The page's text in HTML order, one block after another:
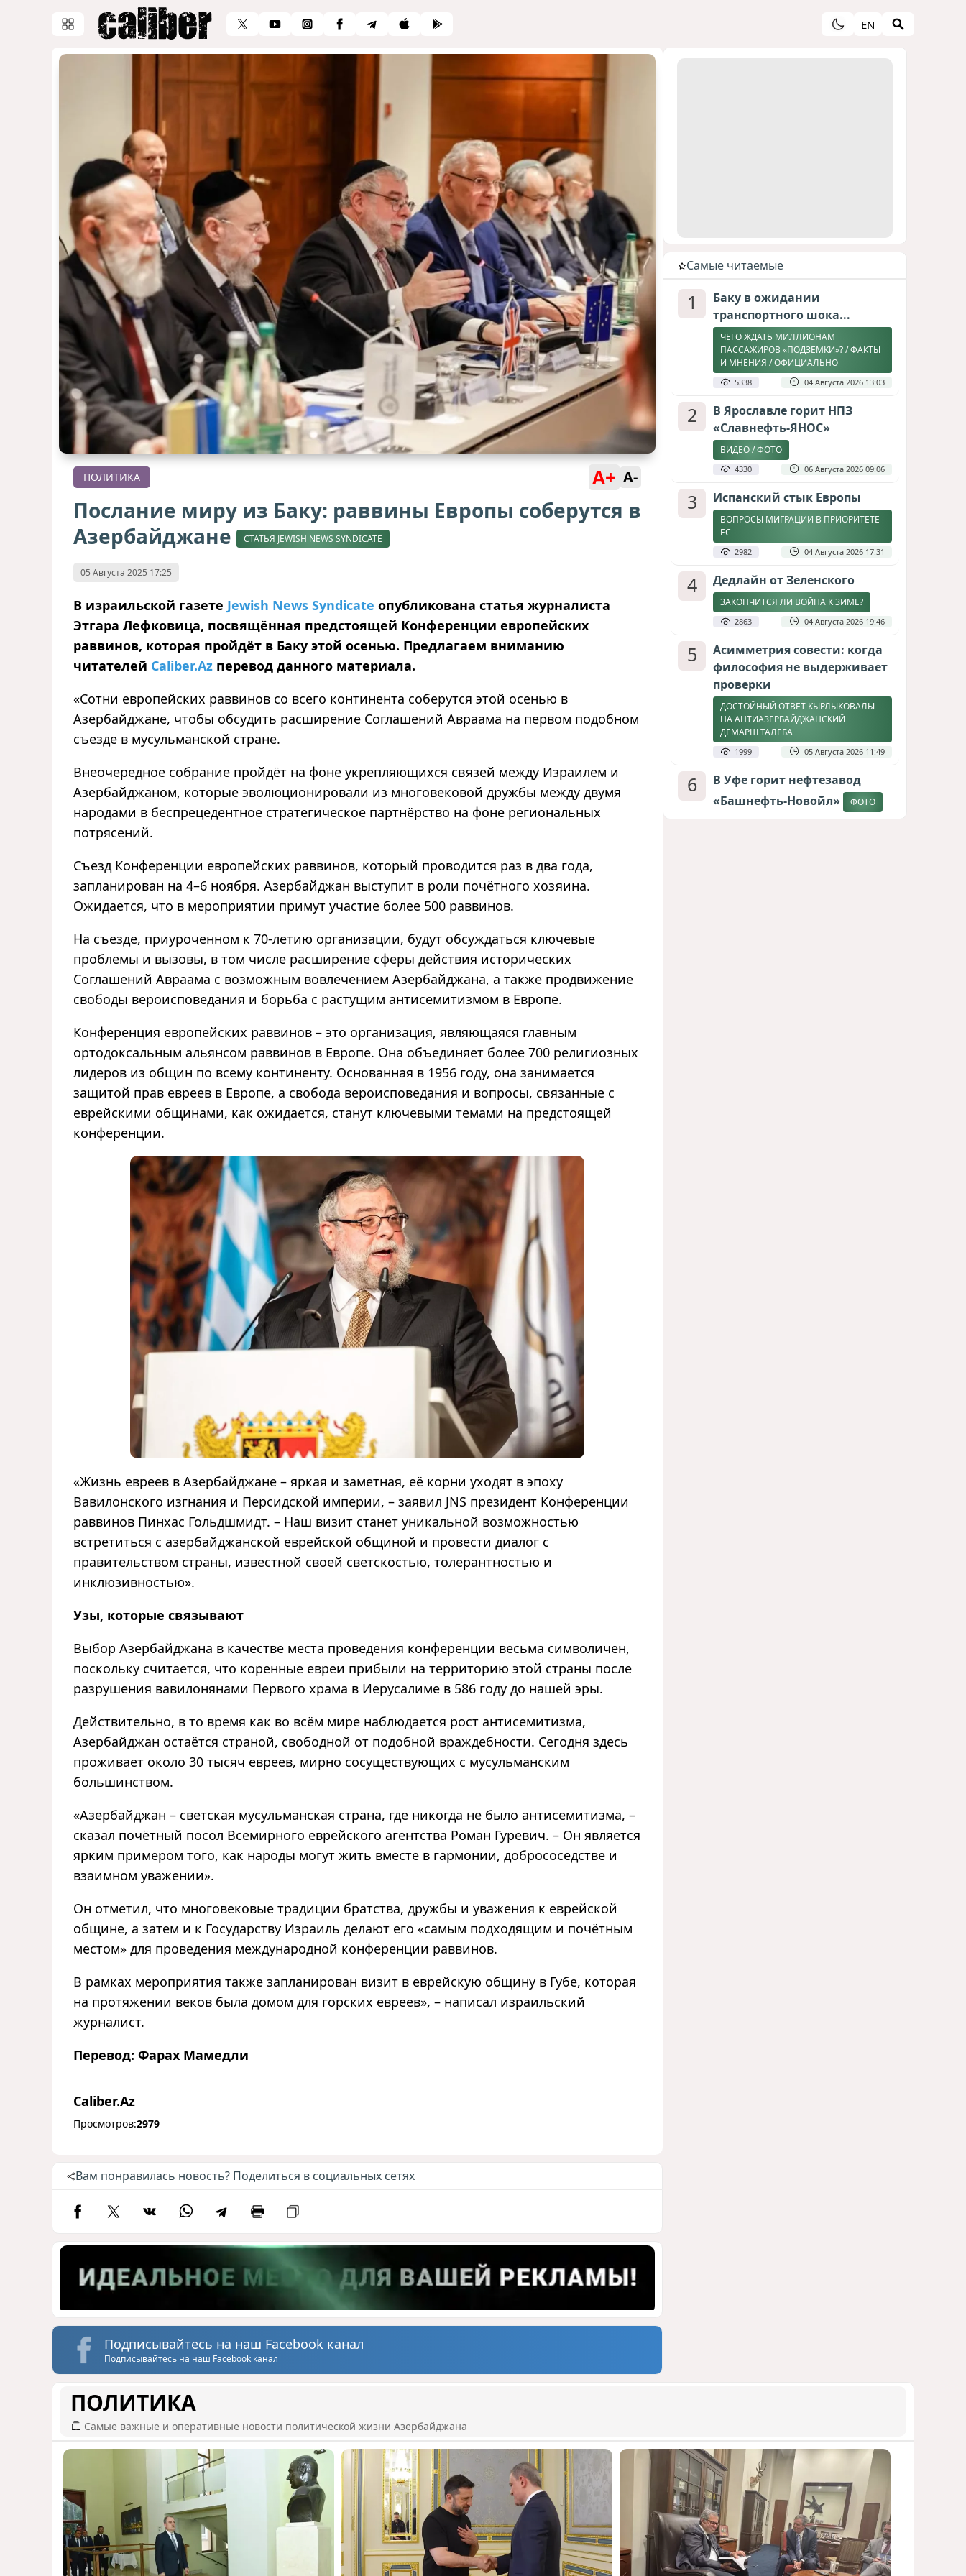
EN
ПОЛИТИКА A+ A-
Послание миру из Баку: раввины Европы соберутся в
Азербайджане
СТАТЬЯ JEWISH NEWS SYNDICATE
05 Августа 2025 17:25
В израильской газете Jewish News Syndicate опубликована статья журналиста
Этгара Лефковица, посвящённая предстоящей Конференции европейских
раввинов, которая пройдёт в Баку этой осенью. Предлагаем вниманию
читателей Caliber.Az перевод данного материала.
«Сотни европейских раввинов со всего континента соберутся этой осенью в
Азербайджане, чтобы обсудить расширение Соглашений Авраама на первом подобном
съезде в мусульманской стране.
Внеочередное собрание пройдёт на фоне укрепляющихся связей между Израилем и
Азербайджаном, которые эволюционировали из многовековой дружбы между двумя
народами в беспрецедентное стратегическое партнёрство на фоне региональных
потрясений.
Съезд Конференции европейских раввинов, который проводится раз в два года,
запланирован на 4–6 ноября. Азербайджан выступит в роли почётного хозяина.
Ожидается, что в мероприятии примут участие более 500 раввинов.
На съезде, приуроченном к 70-летию организации, будут обсуждаться ключевые
проблемы и вызовы, в том числе расширение сферы действия исторических
Соглашений Авраама с возможным вовлечением Азербайджана, а также продвижение
свободы вероисповедания и борьба с растущим антисемитизмом в Европе.
Конференция европейских раввинов – это организация, являющаяся главным
ортодоксальным альянсом раввинов в Европе. Она объединяет более 700 религиозных
лидеров из общин по всему континенту. Основанная в 1956 году, она занимается
защитой прав евреев в Европе, а свобода вероисповедания и вопросы, связанные с
еврейскими общинами, как ожидается, станут ключевыми темами на предстоящей
конференции.
«Жизнь евреев в Азербайджане – яркая и заметная, её корни уходят в эпоху
Вавилонского изгнания и Персидской империи, – заявил JNS президент Конференции
раввинов Пинхас Гольдшмидт. – Наш визит станет уникальной возможностью
встретиться с азербайджанской еврейской общиной и провести диалог с
правительством страны, известной своей светскостью, толерантностью и
инклюзивностью».
Узы, которые связывают
Выбор Азербайджана в качестве места проведения конференции весьма символичен,
поскольку считается, что коренные евреи прибыли на территорию этой страны после
разрушения вавилонянами Первого храма в Иерусалиме в 586 году до нашей эры.
Действительно, в то время как во всём мире наблюдается рост антисемитизма,
Азербайджан остаётся страной, свободной от подобной враждебности. Сегодня здесь
проживает около 30 тысяч евреев, мирно сосуществующих с мусульманским
большинством.
«Азербайджан – светская мусульманская страна, где никогда не было антисемитизма, –
сказал почётный посол Всемирного еврейского агентства Роман Гуревич. – Он является
ярким примером того, как народы могут жить вместе в гармонии, добрососедстве и
взаимном уважении».
Он отметил, что многовековые традиции братства, дружбы и уважения к еврейской
общине, а затем и к Государству Израиль делают его «самым подходящим и почётным
местом» для проведения международной конференции раввинов.
В рамках мероприятия также запланирован визит в еврейскую общину в Губе, которая
на протяжении веков была домом для горских евреев», – написал израильский
журналист.
Перевод: Фарах Мамедли
Caliber.Az
Просмотров:2979
Вам понравилась новость? Поделиться в социальных сетях
Подписывайтесь на наш Facebook канал
Подписывайтесь на наш Facebook канал
Cамые читаемые
1
Баку в ожидании
транспортного шока...
ЧЕГО ЖДАТЬ МИЛЛИОНАМ
ПАССАЖИРОВ «ПОДЗЕМКИ»? / ФАКТЫ
И МНЕНИЯ / ОФИЦИАЛЬНО
5338 04 Августа 2026 13:03
2
В Ярославле горит НПЗ
«Славнефть-ЯНОС»
ВИДЕО / ФОТО
4330 06 Августа 2026 09:06
3 Испанский стык Европы
ВОПРОСЫ МИГРАЦИИ В ПРИОРИТЕТЕ
ЕС
2982 04 Августа 2026 17:31
4 Дедлайн от Зеленского
ЗАКОНЧИТСЯ ЛИ ВОЙНА К ЗИМЕ?
2863 04 Августа 2026 19:46
5
Асимметрия совести: когда
философия не выдерживает
проверки
ДОСТОЙНЫЙ ОТВЕТ КЫРЛЫКОВАЛЫ
НА АНТИАЗЕРБАЙДЖАНСКИЙ
ДЕМАРШ ТАЛЕБА
1999 05 Августа 2026 11:49
6
В Уфе горит нефтезавод
«Башнефть-Новойл»
ФОТО
ПОЛИТИКА
Самые важные и оперативные новости политической жизни Азербайджана